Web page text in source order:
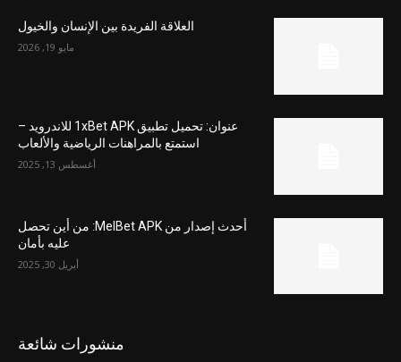
العلاقة الفريدة بين الإنسان والخيول
مايو 19, 2026
عنوان: تحميل تطبيق 1xBet APK للاندرويد –
استمتع بالمراهنات الرياضية والألعاب
أغسطس 13, 2025
أحدث إصدار من MelBet APK: من أين تحصل
عليه بأمان
أبريل 30, 2025
منشورات شائعة